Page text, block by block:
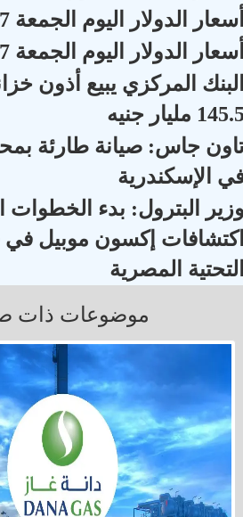
الدولار اليوم الجمعة 7 أغسطس
الدولار اليوم الجمعة 7 أغسطس
المركزي يبيع أذون
مليار جنيه
جاس: صيانة طارئة
الإسكندرية
البترول: بدء الخطوات
إكسون موبيل في
المصرية
موضوعات ذات